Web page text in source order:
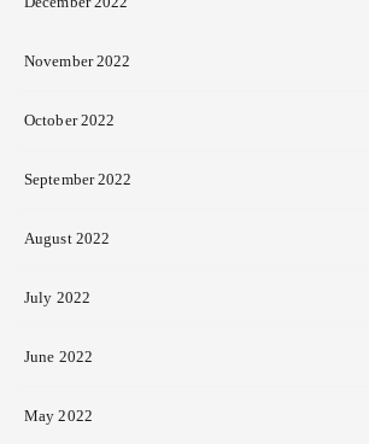
November 2022
October 2022
September 2022
August 2022
July 2022
June 2022
May 2022